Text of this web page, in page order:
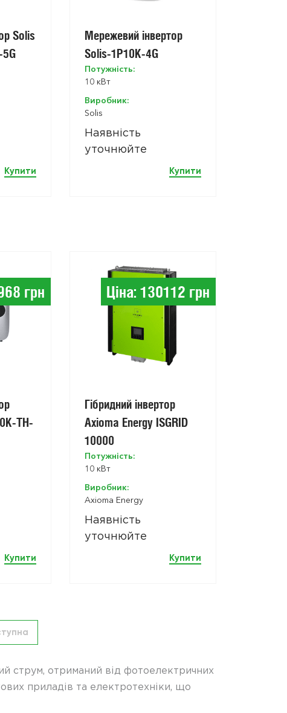
Solis
5G
Купити
Мережевий інвертор
Solis-1P10K-4G
Потужність:
10 кВт
Виробник:
Solis
Наявність
уточнюйте
Купити
грн
TH-
Купити
Ціна: 130112 грн
Гібридний інвертор
Axioma Energy ISGRID
10000
Потужність:
10 кВт
Виробник:
Axioma Energy
Наявність
уточнюйте
Купити
струм, отриманий від фотоелектричних
приладів та електротехніки, що